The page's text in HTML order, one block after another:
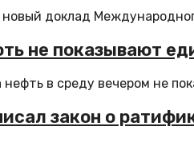
новый доклад
не показывают
в среду вечером не
закон о